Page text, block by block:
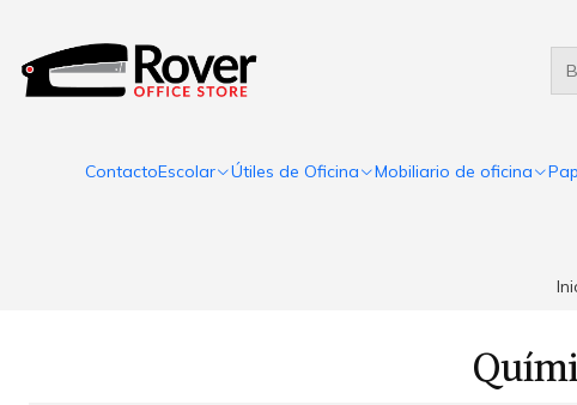
ContactoEscolar Útiles de Oficina Mobiliario de oficina